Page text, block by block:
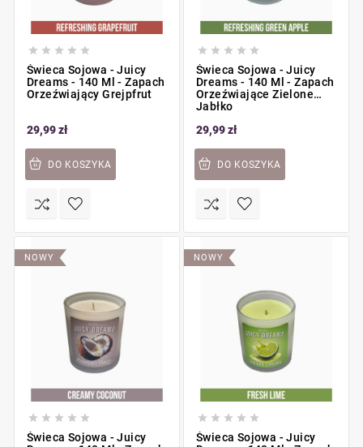
    
Świeca Sojowa - Juicy
Dreams - 140 Ml - Zapach
Orzeźwiający Grejpfrut
29,99 zł
DO KOSZYKA
    
Świeca Sojowa - Juicy
Dreams - 140 Ml - Zapach
Orzeźwiające Zielone
Jabłko
29,99 zł
DO KOSZYKA
NOWY
    
Świeca Sojowa - Juicy
NOWY
    
Świeca Sojowa - Juicy